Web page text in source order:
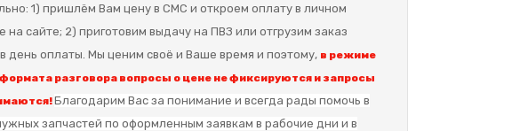
1) пришлём Вам цену в СМС и откроем оплату в личном
на сайте; 2) приготовим выдачу на ПВЗ или отгрузим заказ
день оплаты. Мы ценим своё и Ваше время и поэтому, в режиме
разговора вопросы о цене не фиксируются и запросы
Благодарим Вас за понимание и всегда рады помочь в
запчастей по оформленным заявкам в рабочие дни и в